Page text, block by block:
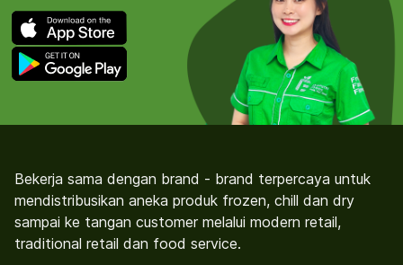
Bekerja sama dengan brand - brand terpercaya untuk
mendistribusikan aneka produk frozen, chill dan dry
sampai ke tangan customer melalui modern retail,
traditional retail dan food service.